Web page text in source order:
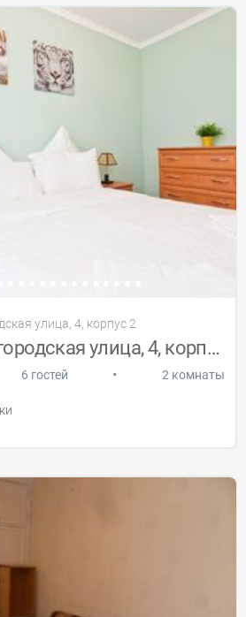
улица, 4, корпус 2
Москва, Нижегородская улица, 4, корпус 2
6 гостей • 2 комнаты